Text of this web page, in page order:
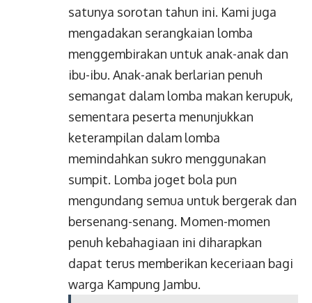
satunya sorotan tahun ini. Kami juga
mengadakan serangkaian lomba
menggembirakan untuk anak-anak dan
ibu-ibu. Anak-anak berlarian penuh
semangat dalam lomba makan kerupuk,
sementara peserta menunjukkan
keterampilan dalam lomba
memindahkan sukro menggunakan
sumpit. Lomba joget bola pun
mengundang semua untuk bergerak dan
bersenang-senang. Momen-momen
penuh kebahagiaan ini diharapkan
dapat terus memberikan keceriaan bagi
warga Kampung Jambu.